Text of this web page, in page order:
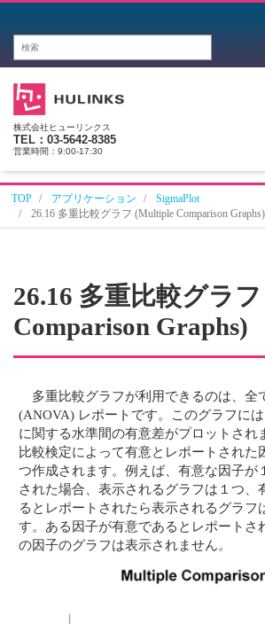
株式会社ヒューリンクス
TEL：03-5642-8385
営業時間：9:00-17:30
TOP アプリケーション
SigmaPlot
26.16 多重比較グラフ (Multiple Comparison Graphs)
26.16 多重比較グラ
Comparison Graphs)
多重比較グラフが利用できるのは、全
(ANOVA) レポートです。このグラフに
に関する水準間の有意差がプロットされ
比較検定によって有意とレポートされた
つ作成されます。例えば、有意な因子が
された場合、表示されるグラフは１つ、
るとレポートされたら表示されるグラフ
す。ある因子が有意であるとレポートさ
の因子のグラフは表示されません。